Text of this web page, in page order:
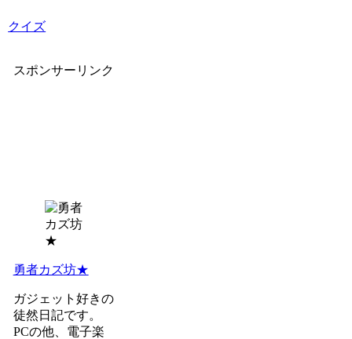
クイズ
スポンサーリンク
勇者カズ坊★
ガジェット好きの
徒然日記です。
PCの他、電子楽